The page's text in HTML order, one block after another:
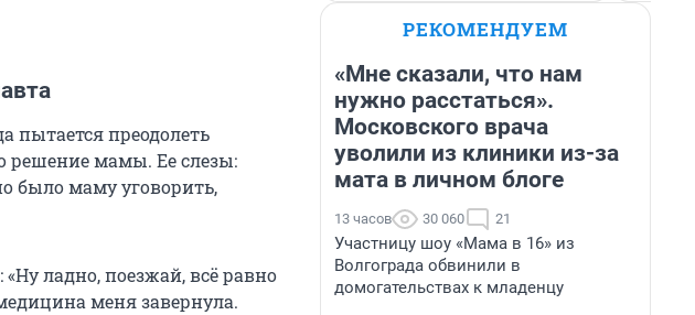
пытается преодолеть
решение мамы. Ее слезы:
было маму уговорить,
ладно, поезжай, всё равно
меня завернула.
РЕКОМЕНДУЕМ
«Мне сказали, что нам
нужно расстаться».
Московского врача
уволили из клиники из-за
мата в личном блоге
13 часов 30 060 21
Участницу шоу «Мама в 16» из
Волгограда обвинили в
домогательствах к младенцу